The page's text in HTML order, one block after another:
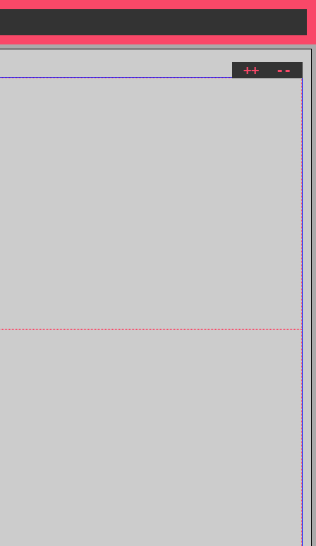
++ --